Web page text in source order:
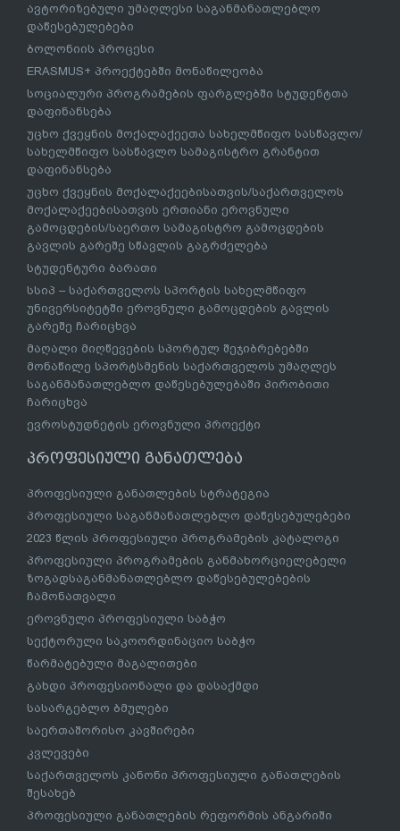
ავტორიზებული უმაღლესი საგანმანათლებლო
დაწესებულებები
ბოლონიის პროცესი
ERASMUS+ პროექტებში მონაწილეობა
სოციალური პროგრამების ფარგლებში სტუდენტთა
დაფინანსება
უცხო ქვეყნის მოქალაქეეთა სახელმწიფო სასწავლო/
სახელმწიფო სასწავლო სამაგისტრო გრანტით
დაფინანსება
უცხო ქვეყნის მოქალაქეებისათვის/საქართველოს
მოქალაქეებისათვის ერთიანი ეროვნული
გამოცდების/საერთო სამაგისტრო გამოცდების
გავლის გარეშე სწავლის გაგრძელება
სტუდენტური ბარათი
სსიპ – საქართველოს სპორტის სახელმწიფო
უნივერსიტეტში ეროვნული გამოცდების გავლის
გარეშე ჩარიცხვა
მაღალი მიღწევების სპორტულ შეჯიბრებებში
მონაწილე სპორტსმენის საქართველოს უმაღლეს
საგანმანათლებლო დაწესებულებაში პირობითი
ჩარიცხვა
ევროსტუდნეტის ეროვნული პროექტი
პროფესიული განათლება
პროფესიული განათლების სტრატეგია
პროფესიული საგანმანათლებლო დაწესებულებები
2023 წლის პროფესიული პროგრამების კატალოგი
პროფესიული პროგრამების განმახორციელებელი
ზოგადსაგანმანათლებლო დაწესებულებების
ჩამონათვალი
ეროვნული პროფესიული საბჭო
სექტორული საკოორდინაციო საბჭო
წარმატებული მაგალითები
გახდი პროფესიონალი და დასაქმდი
სასარგებლო ბმულები
საერთაშორისო კავშირები
კვლევები
საქართველოს კანონი პროფესიული განათლების
შესახებ
პროფესიული განათლების რეფორმის ანგარიში